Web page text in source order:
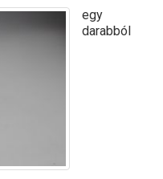
egy
darabból